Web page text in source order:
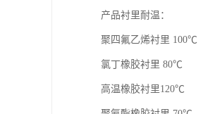
产品衬里耐温：
聚四氟乙烯衬里 100℃
氯丁橡胶衬里 80℃
高温橡胶衬里120℃